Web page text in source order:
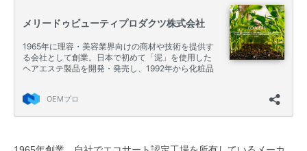
コスモス認証取得！オーガニックコ
スメOEMにおすすめのメーカー5選
メリードゥビューティプロダクツ
株式会社（東京・茨城）
奈川）
株式会社D.S.A（東京）